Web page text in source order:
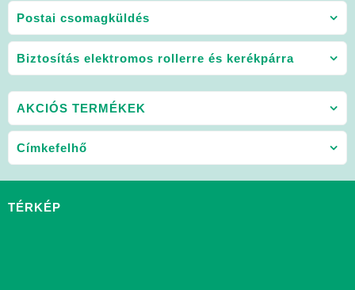
Postai csomagküldés
Biztosítás elektromos rollerre és kerékpárra
AKCIÓS TERMÉKEK
Címkefelhő
TÉRKÉP